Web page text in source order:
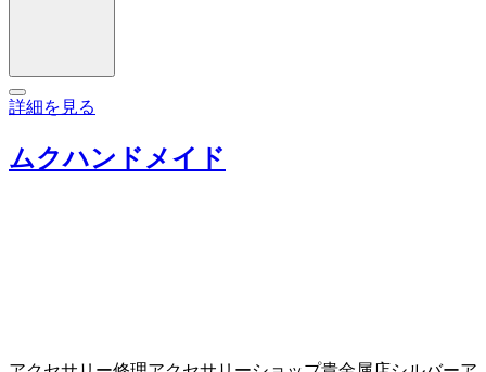
詳細を見る
ムクハンドメイド